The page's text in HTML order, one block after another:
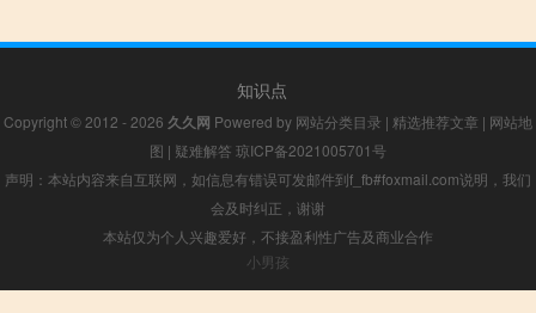
知识点
Copyright © 2012 - 2026 久久网 Powered by 网站分类目录 | 精选推荐文章 | 网站地
图 | 疑难解答 琼ICP备2021005701号
声明：本站内容来自互联网，如信息有错误可发邮件到f_fb#foxmail.com说明，我们
会及时纠正，谢谢
本站仅为个人兴趣爱好，不接盈利性广告及商业合作
小男孩